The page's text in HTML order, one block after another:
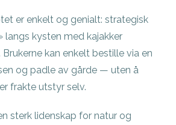
er enkelt og genialt: strategisk
langs kysten med kajakker
kan enkelt bestille via en
og padle av gårde — uten å
frakte utstyr selv.
sterk lidenskap for natur og